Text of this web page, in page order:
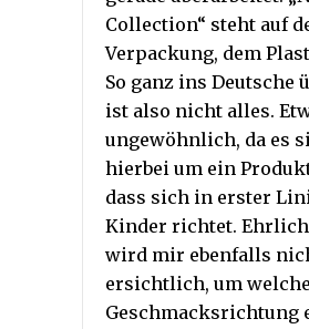
Collection“ steht auf
Verpackung, dem
So ganz ins Deutsche
ist also nicht alles.
ungewöhnlich, da es
hierbei um ein
dass sich in erster
Kinder richtet. Ehrlich
wird mir ebenfalls
ersichtlich, um welche
Geschmacksrichtung